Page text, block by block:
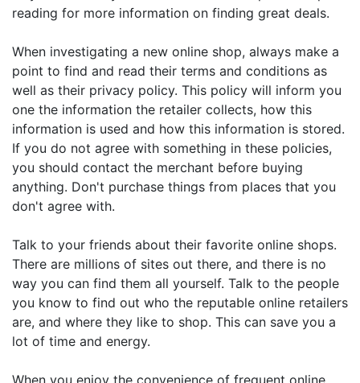
reading for more information on finding great deals.
When investigating a new online shop, always make a
point to find and read their terms and conditions as
well as their privacy policy. This policy will inform you
one the information the retailer collects, how this
information is used and how this information is stored.
If you do not agree with something in these policies,
you should contact the merchant before buying
anything. Don't purchase things from places that you
don't agree with.
Talk to your friends about their favorite online shops.
There are millions of sites out there, and there is no
way you can find them all yourself. Talk to the people
you know to find out who the reputable online retailers
are, and where they like to shop. This can save you a
lot of time and energy.
When you enjoy the convenience of frequent online